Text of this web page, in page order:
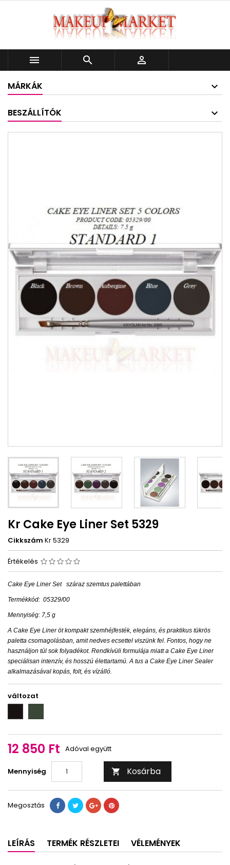
  
MÁRKÁK
BESZÁLLÍTÓK
Kr Cake Eye Liner Set 5329
Cikkszám Kr 5329
Értékelés
Cake Eye Liner Set száraz szemtus palettában
Termékkód: 05329/00
Mennyiség: 7,5 g
A Cake Eye Liner öt kompakt szemhéjfesték, elegáns, és praktikus tükrös
paletta csomagolásban, amit nedves ecsettel viszünk fel. Fontos, hogy ne
használjon túl sok folyadékot. Rendkívüli formulája miatt a Cake Eye Liner
speciálisan intenzív, és hosszú élettartamú. A tus a Cake Eye Liner Sealer
alkalmazásával kopás, folt, és vízálló.
változat
1
2
12 850 Ft Adóval együtt
Mennyiség  Kosárba
Megosztás
LEÍRÁS TERMÉK RÉSZLETEI VÉLEMÉNYEK